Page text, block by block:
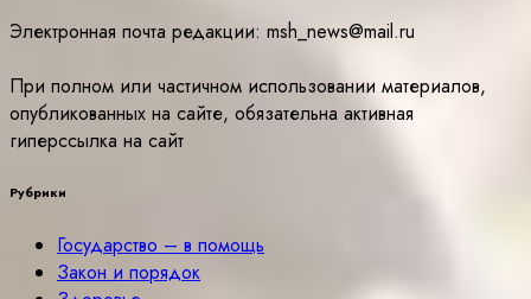
Электронная почта редакции: msh_news@mail.ru
При полном или частичном использовании материалов,
опубликованных на сайте, обязательна активная
гиперссылка на сайт
Рубрики
Государство – в помощь
Закон и порядок